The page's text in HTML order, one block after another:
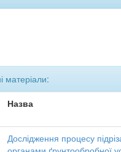
матеріали:
Назва
Дослідження процесу